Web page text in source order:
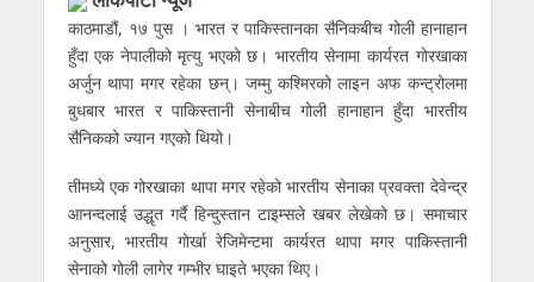
काठमाडौं, १७ पुस । भारत र पाकिस्तानका सैनिकबीच गोली हानाहान
हुँदा एक नेपालीको मृत्यु भएको छ। भारतीय सेनामा कार्यरत गोरखाका
अर्जुन थापा मगर रहेका छन्। जम्मु कश्मिरको लाइन अफ कन्ट्रोलमा
बुधबार भारत र पाकिस्तानी सेनाबीच गोली हानाहान हुँदा भारतीय
सैनिकको ज्यान गएको थियो।
तीमध्ये एक गोरखाका थापा मगर रहेको भारतीय सेनाका प्रवक्ता देवेन्द्र
आनन्दलाई उद्धृत गर्दै हिन्दुस्तान टाइम्सले खबर लेखेको छ। समाचार
अनुसार, भारतीय गोर्खा रेजिमेन्टमा कार्यरत थापा मगर पाकिस्तानी
सेनाको गोली लागेर गम्भीर घाइते भएका थिए।